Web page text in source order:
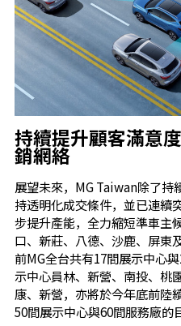
持續提升顧客滿意度
銷網絡
展望未來，MG Taiwan除了持
持透明化成交條件，並已連續
步提升產能，全力縮短準車主
口、新莊、八德、沙鹿、屏東
前MG全台共有17間展示中心
示中心員林、新營、南投、桃
康、新營，亦將於今年底前陸
50間展示中心與60間服務廠的